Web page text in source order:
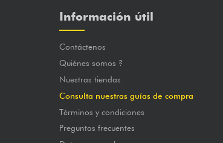
Información útil
Contáctenos
Quiénes somos ?
Nuestras tiendas
Consulta nuestras guías de compra
Términos y condiciones
Preguntas frecuentes